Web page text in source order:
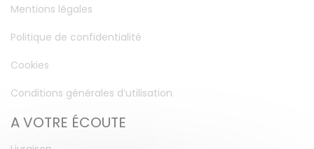
Mentions légales
Politique de confidentialité
Cookies
Conditions générales d’utilisation
A VOTRE ÉCOUTE